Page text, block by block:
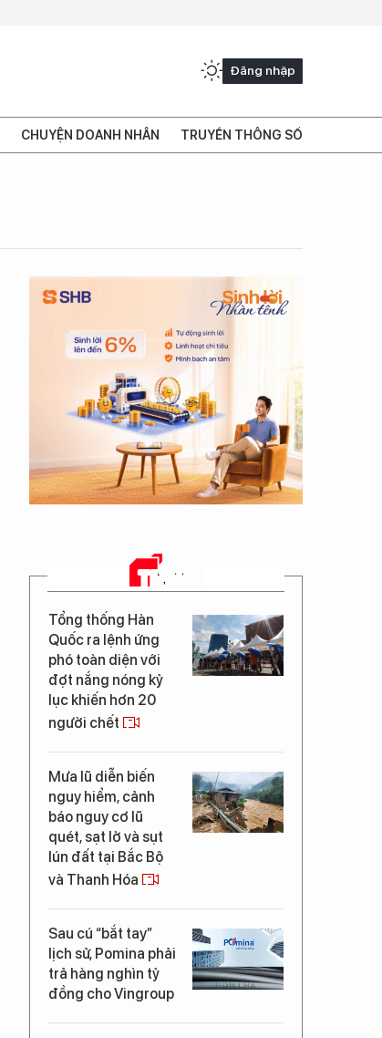
Đăng nhập
CHUYỆN DOANH NHÂN TRUYỀN THÔNG SỐ
TIN MỚI
Tổng thống Hàn
Quốc ra lệnh ứng
phó toàn diện với
đợt nắng nóng kỷ
lục khiến hơn 20
người chết
Mưa lũ diễn biến
nguy hiểm, cảnh
báo nguy cơ lũ
quét, sạt lở và sụt
lún đất tại Bắc Bộ
và Thanh Hóa
Sau cú “bắt tay”
lịch sử, Pomina phải
trả hàng nghìn tỷ
đồng cho Vingroup